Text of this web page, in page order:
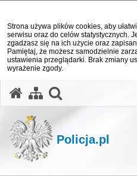
Strona używa plików cookies, aby
serwisu oraz do celów statystycznych.
zgadzasz się na ich użycie oraz
Pamiętaj, że możesz samodzielnie
ustawienia przeglądarki. Brak zmiany
wyrażenie zgody.
Policja.pl